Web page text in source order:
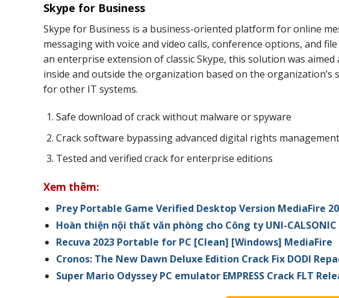
Skype for Business
Skype for Business is a business-oriented platform for online
messaging with voice and video calls, conference options, and
an enterprise extension of classic Skype, this solution was
inside and outside the organization based on the
for other IT systems.
Safe download of crack without malware or spyware
Crack software bypassing advanced digital rights
Tested and verified crack for enterprise editions
Xem thêm:
Prey Portable Game Verified Desktop Version MediaFire
Hoàn thiện nội thất văn phòng cho Công ty UNI-CALSONIC
Recuva 2023 Portable for PC [Clean] [Windows] MediaFire
Cronos: The New Dawn Deluxe Edition Crack Fix DODI
Super Mario Odyssey PC emulator EMPRESS Crack FLT